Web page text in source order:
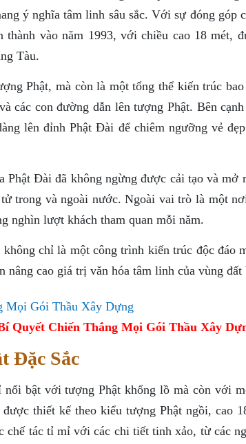
ý nghĩa tâm linh sâu sắc. Với sự đóng góp
thành vào năm 1993, với chiều cao 18 mét,
Tàu.
Phật, mà còn là một tổng thể kiến trúc
các con đường dẫn lên tượng Phật. Bên
lên đỉnh Phật Đài để chiêm ngưỡng vẻ
Phật Đài đã không ngừng được cải tạo và mở
tử trong và ngoài nước. Ngoài vai trò là một
nghìn lượt khách tham quan mỗi năm.
chỉ là một công trình kiến trúc độc đáo
nâng cao giá trị văn hóa tâm linh của vùng
Quyết Chiến Thắng Mọi Gói Thầu Xây
Đặc Sắc
bật với tượng Phật khổng lồ mà còn với
thiết kế theo kiểu tượng Phật ngồi, cao
tác tỉ mỉ với các chi tiết tinh xảo, từ các